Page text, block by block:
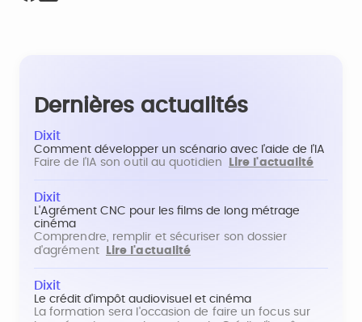
Dernières actualités
Dixit
Comment développer un scénario avec l'aide de l'IA
Faire de l'IA son outil au quotidien
Lire l'actualité
Dixit
L'Agrément CNC pour les films de long métrage
cinéma
Comprendre, remplir et sécuriser son dossier
d'agrément
Lire l'actualité
Dixit
Le crédit d'impôt audiovisuel et cinéma
La formation sera l'occasion de faire un focus sur